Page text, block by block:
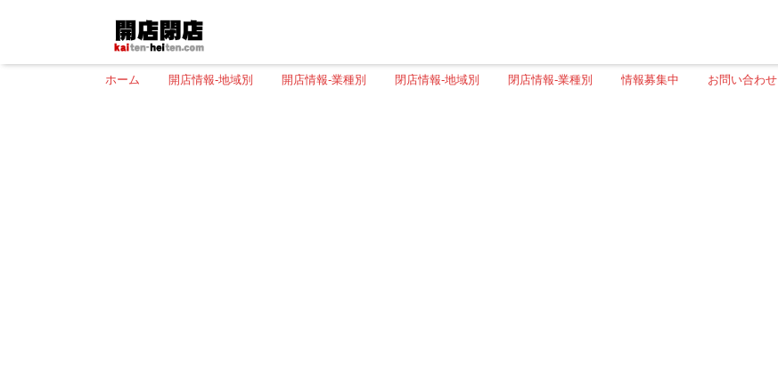
ホーム 開店情報-地域別 開店情報-業種別 閉店情報-地域別 閉店情報-業種別 情報募集中 お問い合わせ